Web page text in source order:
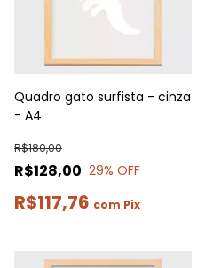
Quadro gato surfista - cinza
- A4
R$128,00
R$180,00
29% OFF
R$117,76 com Pix